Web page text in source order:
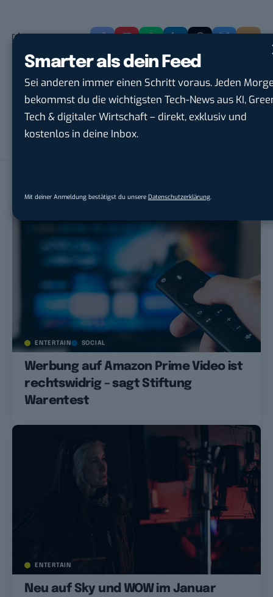
Smarter als dein Feed
Sei anderen immer einen Schritt voraus. Jeden
bekommst du die wichtigsten Tech-News aus KI,
Tech & digitaler Wirtschaft – direkt, exklusiv und
kostenlos in deine Inbox.
Mit deiner Anmeldung bestätigst du unsere Datenschutzerklärung
Robert Basic
Robert Basic ist Namensgeber und Gründer von BASIC thinking
und hat die Seite 2009 abgegeben. Von 2004 bis 2009 hat er
über 12.000 Artikel hier veröffentlicht.
ENTERTAIN SOCIAL
Werbung auf Amazon Prime Video ist
rechtswidrig – sagt Stiftung
Warentest
ENTERTAIN
Neu auf Sky und WOW im Januar